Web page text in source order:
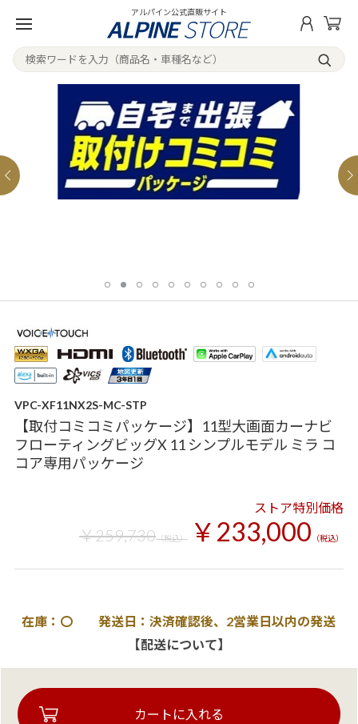
アルパイン公式直販サイト
VPC-XF11NX2S-MC-STP
【取付コミコミパッケージ】11型大画面カーナビ
フローティングビッグX 11 シンプルモデル ミラ コ
コア専用パッケージ
ストア特別価格
￥259,730（税込） ￥233,000 （税込）
在庫：〇 発送日：決済確認後、2営業日以内の発送
【配送について】